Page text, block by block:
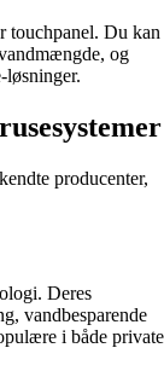
touchpanel. Du kan
og
løsninger.
producenter,
Deres
vandbesparende
i både private